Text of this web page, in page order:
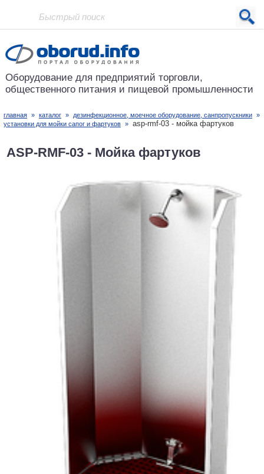
Проект основан в 2001 году
Оборудование для предприятий торговли,
общественного питания и пищевой промышленности
главная » каталог » дезинфекционное, моечное оборудование, санпропускники »
установки для мойки сапог и фартуков » asp-rmf-03 - мойка фартуков
ASP-RMF-03 - Мойка фартуков